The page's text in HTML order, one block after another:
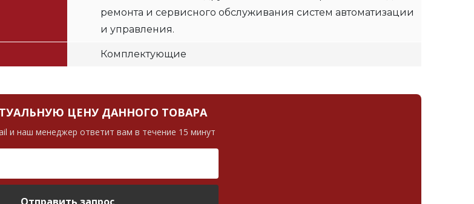
ремонта и сервисного обслуживания систем автоматизации
и управления.
Комплектующие
ЦЕНУ ДАННОГО ТОВАРА
и наш менеджер ответит вам в течение 15 минут